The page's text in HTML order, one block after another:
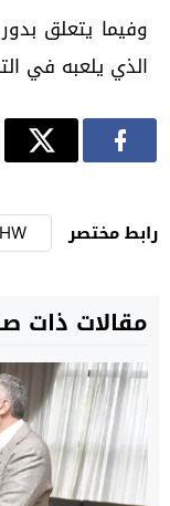
وفيما يتعلق
الذي يلعبه في
رابط مختصر
مقالات ذات